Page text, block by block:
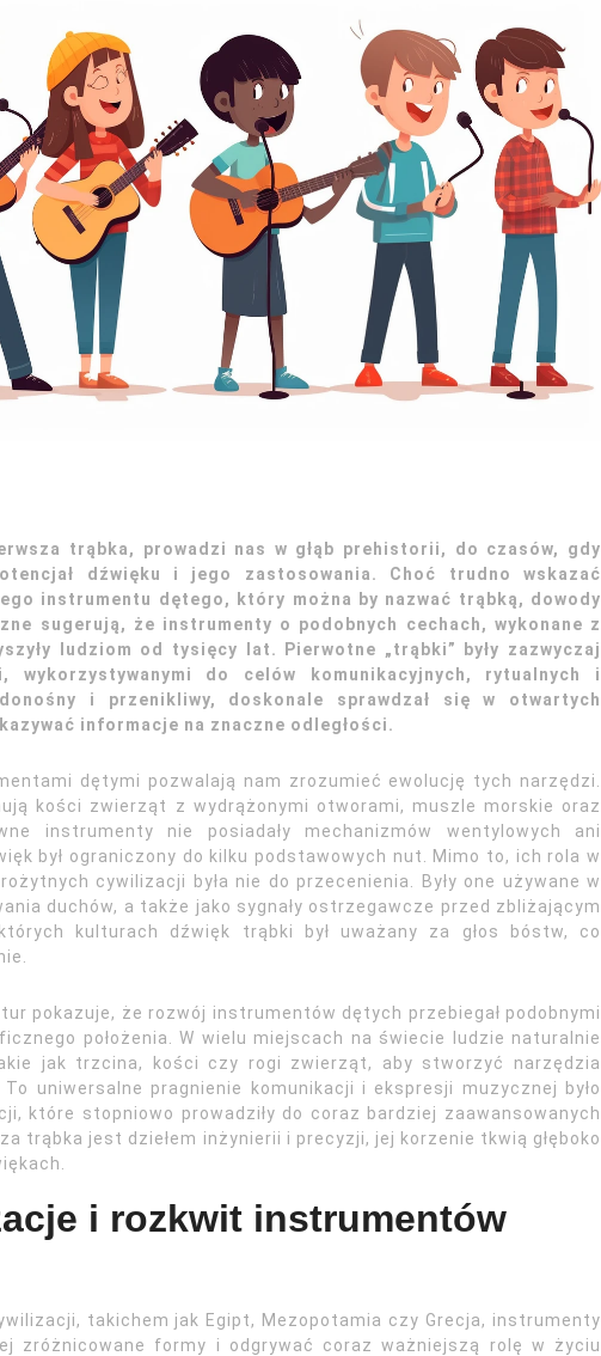
trąbka, prowadzi nas w głąb prehistorii, do czasów, gdy
dźwięku i jego zastosowania. Choć trudno wskazać
instrumentu dętego, który można by nazwać trąbką, dowody
sugerują, że instrumenty o podobnych cechach, wykonane z
ludziom od tysięcy lat. Pierwotne „trąbki” były zazwyczaj
wykorzystywanymi do celów komunikacyjnych, rytualnych i
i przenikliwy, doskonale sprawdzał się w otwartych
informacje na znaczne odległości.
dętymi pozwalają nam zrozumieć ewolucję tych narzędzi.
kości zwierząt z wydrążonymi otworami, muszle morskie oraz
instrumenty nie posiadały mechanizmów wentylowych ani
był ograniczony do kilku podstawowych nut. Mimo to, ich rola w
cywilizacji była nie do przecenienia. Były one używane w
duchów, a także jako sygnały ostrzegawcze przed zbliżającym
kulturach dźwięk trąbki był uważany za głos bóstw, co
pokazuje, że rozwój instrumentów dętych przebiegał podobnymi
położenia. W wielu miejscach na świecie ludzie naturalnie
jak trzcina, kości czy rogi zwierząt, aby stworzyć narzędzia
uniwersalne pragnienie komunikacji i ekspresji muzycznej było
które stopniowo prowadziły do coraz bardziej zaawansowanych
trąbka jest dziełem inżynierii i precyzji, jej korzenie tkwią głęboko
i rozkwit instrumentów
takichem jak Egipt, Mezopotamia czy Grecja, instrumenty
zróżnicowane formy i odgrywać coraz ważniejszą rolę w życiu